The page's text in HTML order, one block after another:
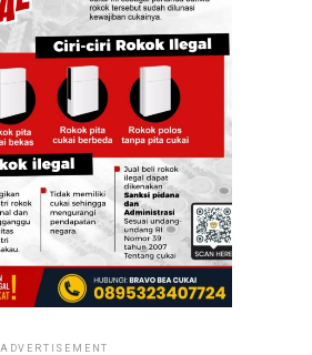
ADVERTISEMENT